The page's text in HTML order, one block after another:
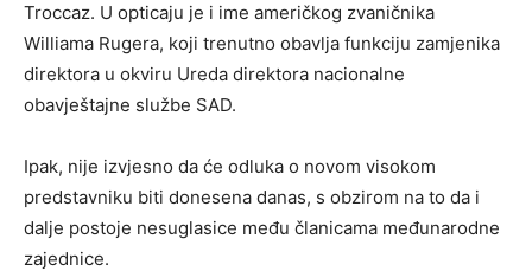
Troccaz. U opticaju je i ime američkog zvaničnika
Williama Rugera, koji trenutno obavlja funkciju zamjenika
direktora u okviru Ureda direktora nacionalne
obavještajne službe SAD.
Ipak, nije izvjesno da će odluka o novom visokom
predstavniku biti donesena danas, s obzirom na to da i
dalje postoje nesuglasice među članicama međunarodne
zajednice.